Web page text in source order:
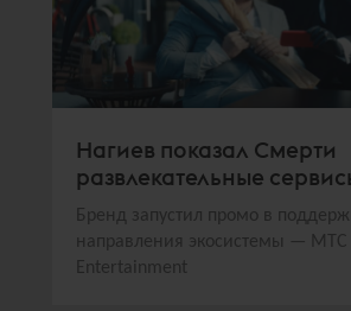
Нагиев показал Смерти
развлекательные
Бренд запустил промо в
направления экосистемы — МТС
Entertainment